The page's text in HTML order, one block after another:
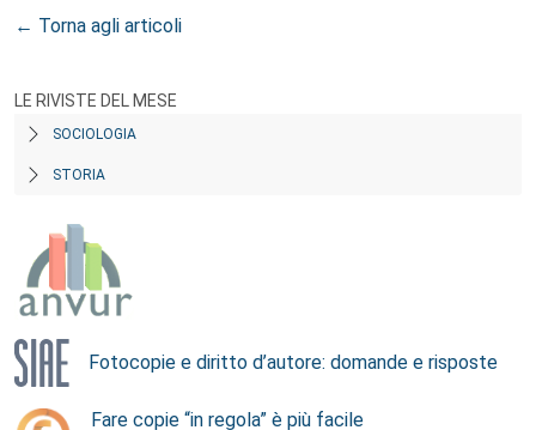
← Torna agli articoli
LE RIVISTE DEL MESE
SOCIOLOGIA
STORIA
Fotocopie e diritto d’autore: domande e risposte
Fare copie “in regola” è più facile